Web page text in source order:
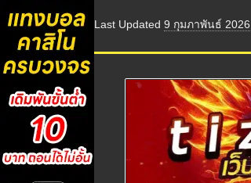
Last Updated 9 กุมภาพันธ์ 2026